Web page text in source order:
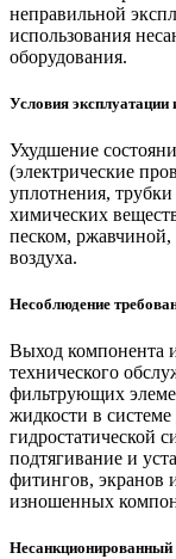
неправильной
использования
оборудования.
Условия
Ухудшение
(электрические
уплотнения,
химических
песком, ржавчиной,
воздуха.
Несоблюдение
Выход компонента
технического
фильтрующих
жидкости в системе
гидростатической
подтягивание и
фитингов, экранов
изношенных
Несанкционированный